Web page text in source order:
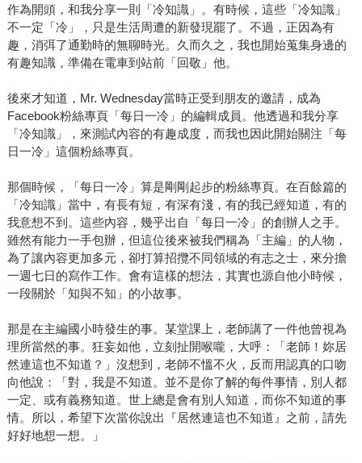
作為開頭，和我分享一則「冷知識」。有時候，這些「冷知識」
不一定「冷」，只是生活周遭的新發現罷了。不過，正因為有
趣，消弭了通勤時的無聊時光。久而久之，我也開始蒐集身邊的
有趣知識，準備在電車到站前「回敬」他。
後來才知道，Mr. Wednesday當時正受到朋友的邀請，成為
Facebook粉絲專頁「每日一冷」的編輯成員。他透過和我分享
「冷知識」，來測試內容的有趣成度，而我也因此開始關注「每
日一冷」這個粉絲專頁。
那個時候，「每日一冷」算是剛剛起步的粉絲專頁。在百餘篇的
「冷知識」當中，有長有短，有深有淺，有的我已經知道，有的
我意想不到。這些內容，幾乎出自「每日一冷」的創辦人之手。
雖然有能力一手包辦，但這位後來被我們稱為「主編」的人物，
為了讓內容更加多元，卻打算招攬不同領域的有志之士，來分擔
一週七日的寫作工作。會有這樣的想法，其實也源自他小時候，
一段關於「知與不知」的小故事。
那是在主編國小時發生的事。某堂課上，老師講了一件他曾視為
理所當然的事。狂妄如他，立刻扯開喉嚨，大呼：「老師！妳居
然連這也不知道？」沒想到，老師不慍不火，反而用認真的口吻
向他說：「對，我是不知道。並不是你了解的每件事情，別人都
一定、或有義務知道。世上總是會有別人知道，而你不知道的事
情。所以，希望下次當你說出『居然連這也不知道』之前，請先
好好地想一想。」